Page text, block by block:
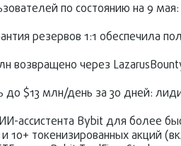
по состоянию на 9
резервов 1:1 обеспечила
возвращено через
до $13 млн/день за 30 дней:
ассистента Bybit для более
10+ токенизированных акций